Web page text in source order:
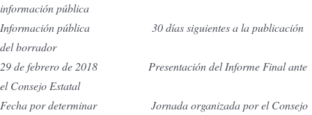
información pública
Información pública 30 días siguientes a la publicación
del borrador
29 de febrero de 2018 Presentación del Informe Final ante
el Consejo Estatal
Fecha por determinar Jornada organizada por el Consejo